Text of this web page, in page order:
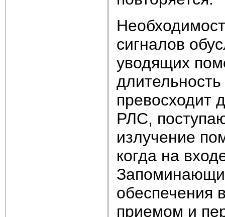
сигналов
уводящих
превосходит
РЛС,
излучение
когда на
обеспечения
приемом и